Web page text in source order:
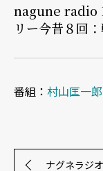
nagune radio
リー今昔８回
番組： 村山匡一
ナグネラジ